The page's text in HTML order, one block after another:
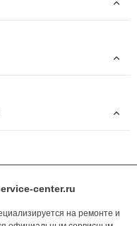
center.ru
на ремонте и